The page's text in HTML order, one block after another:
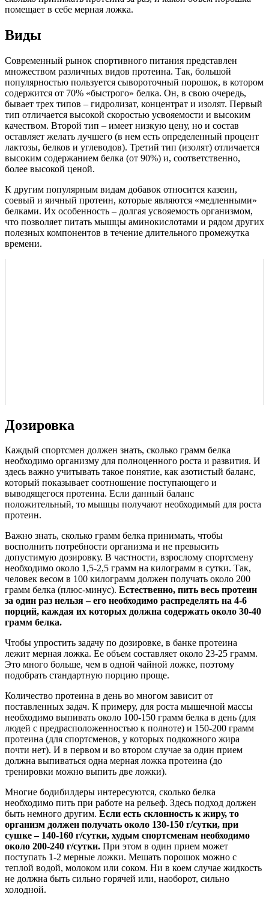
помещает в себе мерная ложка.
Виды
Современный рынок спортивного питания представлен
множеством различных видов протеина. Так, большой
популярностью пользуется сывороточный порошок, в котором
содержится от 70% «быстрого» белка. Он, в свою очередь,
бывает трех типов – гидролизат, концентрат и изолят. Первый
тип отличается высокой скоростью усвояемости и высоким
качеством. Второй тип – имеет низкую цену, но и состав
оставляет желать лучшего (в нем есть определенный процент
лактозы, белков и углеводов). Третий тип (изолят) отличается
высоким содержанием белка (от 90%) и, соответственно,
более высокой ценой.
К другим популярным видам добавок относится казеин,
соевый и яичный протеин, которые являются «медленными»
белками. Их особенность – долгая усвояемость организмом,
что позволяет питать мышцы аминокислотами и рядом других
полезных компонентов в течение длительного промежутка
времени.
Дозировка
Каждый спортсмен должен знать, сколько грамм белка
необходимо организму для полноценного роста и развития. И
здесь важно учитывать такое понятие, как азотистый баланс,
который показывает соотношение поступающего и
выводящегося протеина. Если данный баланс
положительный, то мышцы получают необходимый для роста
протеин.
Важно знать, сколько грамм белка принимать, чтобы
восполнить потребности организма и не превысить
допустимую дозировку. В частности, взрослому спортсмену
необходимо около 1,5-2,5 грамм на килограмм в сутки. Так,
человек весом в 100 килограмм должен получать около 200
грамм белка (плюс-минус). Естественно, пить весь протеин
за один раз нельзя – его необходимо распределять на 4-6
порций, каждая их которых должна содержать около 30-40
грамм белка.
Чтобы упростить задачу по дозировке, в банке протеина
лежит мерная ложка. Ее объем составляет около 23-25 грамм.
Это много больше, чем в одной чайной ложке, поэтому
подобрать стандартную порцию проще.
Количество протеина в день во многом зависит от
поставленных задач. К примеру, для роста мышечной массы
необходимо выпивать около 100-150 грамм белка в день (для
людей с предрасположенностью к полноте) и 150-200 грамм
протеина (для спортсменов, у которых подкожного жира
почти нет). И в первом и во втором случае за один прием
должна выпиваться одна мерная ложка протеина (до
тренировки можно выпить две ложки).
Многие бодибилдеры интересуются, сколько белка
необходимо пить при работе на рельеф. Здесь подход должен
быть немного другим. Если есть склонность к жиру, то
организм должен получать около 130-150 г/сутки, при
сушке – 140-160 г/сутки, худым спортсменам необходимо
около 200-240 г/сутки. При этом в один прием может
поступать 1-2 мерные ложки. Мешать порошок можно с
теплой водой, молоком или соком. Ни в коем случае жидкость
не должна быть сильно горячей или, наоборот, сильно
холодной.